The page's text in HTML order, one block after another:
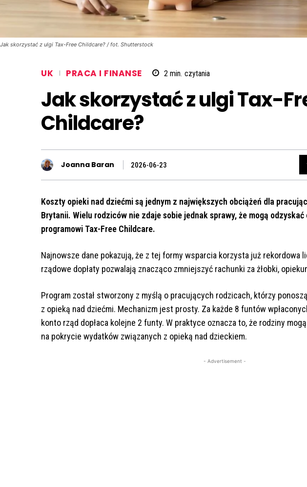
Jak skorzystać z ulgi Tax-Free Childcare? / fot. Shutterstock
UK PRACA I FINANSE 2 min. czytania
Jak skorzystać z ulgi Tax-
Childcare?
Joanna Baran 2026-06-23
Koszty opieki nad dziećmi są jednym z największych obciążeń dla
Brytanii. Wielu rodziców nie zdaje sobie jednak sprawy, że mogą
programowi Tax-Free Childcare.
Najnowsze dane pokazują, że z tej formy wsparcia korzysta już rekordowa
rządowe dopłaty pozwalają znacząco zmniejszyć rachunki za żłobki,
Program został stworzony z myślą o pracujących rodzicach, którzy
z opieką nad dziećmi. Mechanizm jest prosty. Za każde 8 funtów
konto rząd dopłaca kolejne 2 funty. W praktyce oznacza to, że rodziny
na pokrycie wydatków związanych z opieką nad dzieckiem.
- Advertisement -